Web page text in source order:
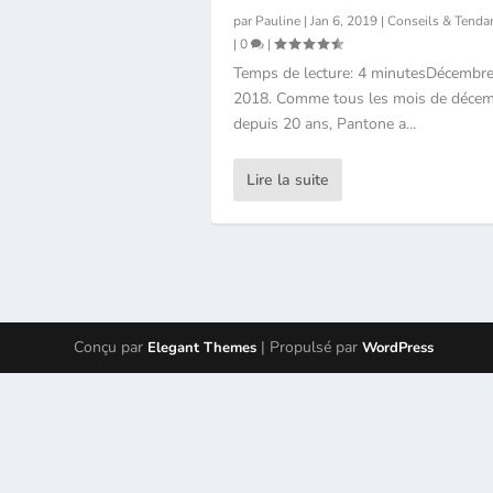
par Pauline | Jan 6, 2019 | Conseils &
| 0 |
Temps de lecture: 4 minutesDécembre
2018. Comme tous les mois de
depuis 20 ans, Pantone a...
Lire la suite
Conçu par Elegant Themes | Propulsé parWordPress